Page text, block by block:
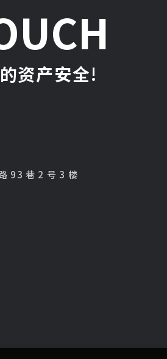
资产安全!
93 巷 2 号 3 楼